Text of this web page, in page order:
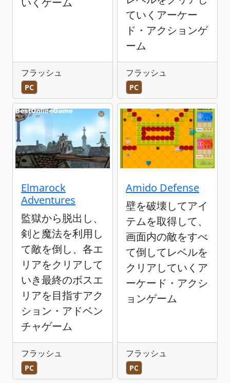
フラッシュ
PC
ていくアーケー
ド・アクションゲ
ーム
フラッシュ
PC
Elmarock
Adventures
監獄から脱出し、
剣と魔法を利用し
て敵を倒し、各エ
リアをクリアして
いき最終のボスエ
リアを目指すアク
ション・アドベン
チャゲーム
フラッシュ
PC
Amido Defense
壁を破壊してアイ
テムを取得して、
画面内の敵をすべ
て倒してレベルを
クリアしていくア
ーケード・アクシ
ョンゲーム
フラッシュ
PC